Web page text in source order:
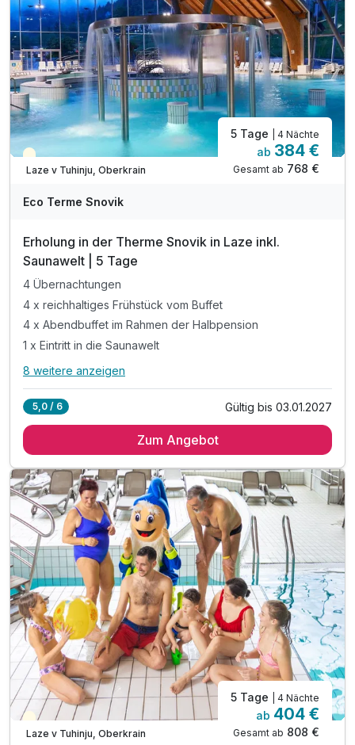
inkl. Outdoor-Fitnessbereich & Kneipp-Barfußwege
inkl. Parkplatz
Teilweise ausgelastet
Laze v Tuhinju, Oberkrain
5 Tage | 4 Nächte
ab 384 €
Gesamt ab 768 €
Eco Terme Snovik
Erholung in der Therme Snovik in Laze inkl.
Saunawelt | 5 Tage
4 Übernachtungen
4 x reichhaltiges Frühstück vom Buffet
4 x Abendbuffet im Rahmen der Halbpension
1 x Eintritt in die Saunawelt
Alle Inklusivleistungen
4 x reichhaltiges Frühstück vom Buffet
1 x Eintritt in die Saunawelt
inkl. 10% Ermäßigung auf Wellnessbehandlungen
inkl. Eintritt in die Innen- und Außenthermalbäder
inkl. Kneippbäder & geführte Wassergymnastik
inkl. Nachtschwimmen in den Thermalbädern*
inkl. traditionell slowenisches Abendessen**
inkl. unbegrenzt heilendes Thermalwasser
inkl. Outdoor-Fitnessbereich & Kneipp-Barfußwege
inkl. Parkplatz
8 weitere anzeigen
5,0 / 6 Gültig bis 03.01.2027
Zum Angebot
Teilweise ausgelastet
Laze v Tuhinju, Oberkrain
5 Tage | 4 Nächte
ab 404 €
Gesamt ab 808 €